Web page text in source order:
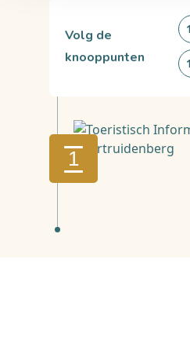
Volg de
knooppunten
1